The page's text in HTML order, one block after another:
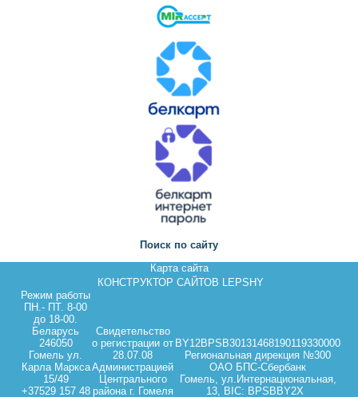
Поиск по сайту
Карта сайта
КОНСТРУКТОР САЙТОВ LEPSHY
Режим работы
ПН.- ПТ. 8-00
до 18-00.
Беларусь
246050
Гомель ул.
Карла Маркса
15/49
+37529 157 48
Свидетельство
о регистрации от
28.07.08
Администрацией
Центрального
района г. Гомеля
BY12BPSB30131468190119330000
Региональная дирекция №300
ОАО БПС-Сбербанк
Гомель, ул.Интернациональная,
13, BIC: BPSBBY2X